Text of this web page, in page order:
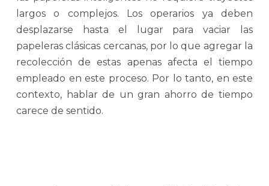
largos o complejos. Los operarios ya deben
desplazarse hasta el lugar para vaciar las
papeleras clásicas cercanas, por lo que agregar la
recolección de estas apenas afecta el tiempo
empleado en este proceso. Por lo tanto, en este
contexto, hablar de un gran ahorro de tiempo
carece de sentido.